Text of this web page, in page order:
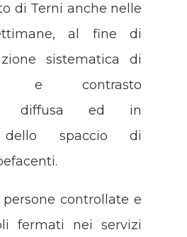
di Terni anche nelle
al fine di
sistematica di
e contrasto
diffusa ed in
dello spaccio di
controllate e
fermati nei servizi